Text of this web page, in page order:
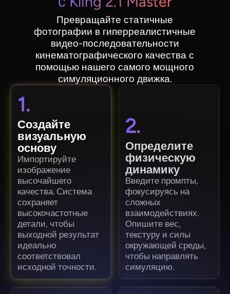
Превращайте статичные
фотографии в гиперреалистичные
видео-последовательности
кинематографического качества с
помощью нашего самого мощного
симуляционного движка.
1.
Создайте
визуальную
основу
Импортируйте
изображение
высочайшего
качества. Система
сохраняет
высокочастотные
детали, чтобы
выходной результат
идеально
соответствовал
исходной точности.
2.
Определите
физическую
динамику
Введите промпты,
фокусируясь на
сложных
взаимодействиях.
Опишите вес,
текстуру и силы
окружающей среды,
чтобы направлять
симуляцию.